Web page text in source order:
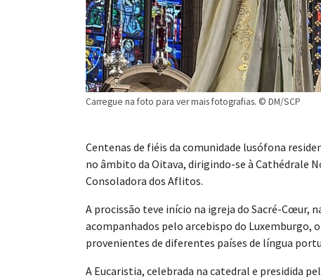
Carregue na foto para ver mais fotografias. © DM/SCP
Centenas de fiéis da comunidade lusófona
no âmbito da Oitava, dirigindo-se à Cathédrale
Consoladora dos Aflitos.
A procissão teve início na igreja do Sacré-Cœur,
acompanhados pelo arcebispo do Luxemburgo,
provenientes de diferentes países de língua
A Eucaristia, celebrada na catedral e presidida